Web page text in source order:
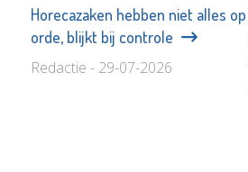
Horecazaken hebben niet alles op
orde, blijkt bij controle
Redactie - 29-07-2026